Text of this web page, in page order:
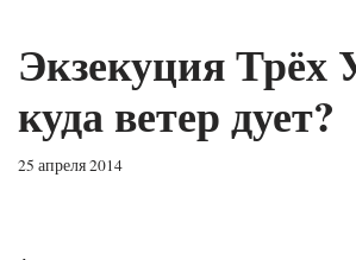
Экзекуция Трёх
куда ветер дует?
25 апреля 2014